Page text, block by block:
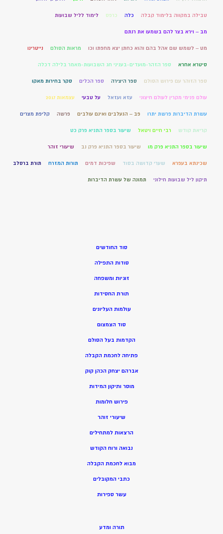
טבילה במקווה בלימוד קבלה כלה כרפס לימוד לליל שבועות
מב – וירא בצר להם בשמעו את רנתם
מט – לשמש שם אהל בהם והוא כחתן יצא מחפתו וכו מראות הסולם נייטרינו
סיטרא אחרא ספר הזהר-מועדים-בעניני חג השבועות-מאמר בלילה דכלה
ספר הזוהר עם פירוש הסולם ספר היצירה ספר הכלים סקר בחירות מאקו
עולם פנימי מקרין לעולם חיצוני עזא ועזאל על טבעי עצמאות 2017
עשרת הדיברות פרשת יתרו פב – הנעלבים ואינם עולבים פרשה קליפת מצרים
קריאת קודש רבי חיים ויטאל שיעור בספר התניא פרק כט
שיעור בספר התניא פרק מו שיעור בספר התניא פרק נב שיעורי זוהר
שכינתא בעפרא שערי קדושה בסוד שפיכות דמים תורות המזרח תורת ברסלב
תיקון ליל שבועות חילוני תמונה של עשרת הדיברות
סוד החודשים
סודות התפילה
זוגיות ומשפחה
תורת החסידות
עולמות העליונים
סוד הצמצום
הקדמות בעל הסולם
פתיחה לחכמת הקבלה
אברהם יצחק הכהן קוק
מוסר ותיקון המידות
פירוש חלומות
שיעורי זוהר
הרצאות למתחילים
נבואה ורוח הקודש
מבוא לחכמת הקבלה
כתבי המקובלים
עשר ספירות
תורה ומדע